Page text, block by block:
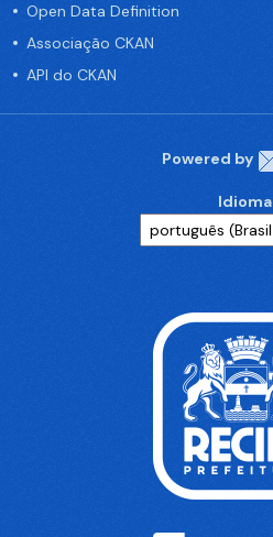
Open Data Definition
Associação CKAN
API do CKAN
Powered by
Idioma